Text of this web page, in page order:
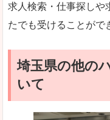
求人検索・仕事探しや
たでも受けることがで
埼玉県の他の
いて